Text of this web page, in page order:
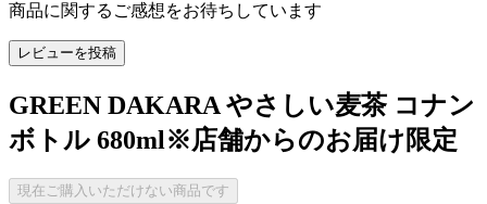
商品に関するご感想をお待ちしています
レビューを投稿
GREEN DAKARA やさしい麦茶 コナン
ボトル 680ml※店舗からのお届け限定
現在ご購入いただけない商品です